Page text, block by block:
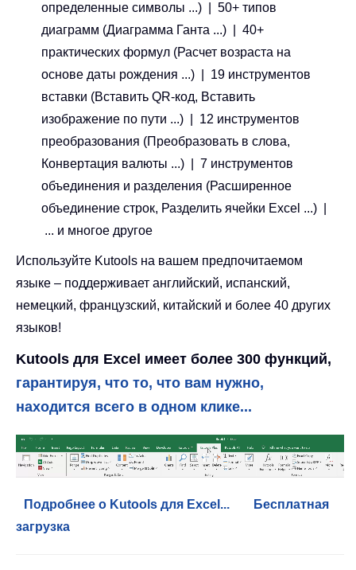
определенные символы ...) | 50+ типов
диаграмм (Диаграмма Ганта ...) | 40+
практических формул (Расчет возраста на
основе даты рождения ...) | 19 инструментов
вставки (Вставить QR-код, Вставить
изображение по пути ...) | 12 инструментов
преобразования (Преобразовать в слова,
Конвертация валюты ...) | 7 инструментов
объединения и разделения (Расширенное
объединение строк, Разделить ячейки Excel ...) |
... и многое другое
Используйте Kutools на вашем предпочитаемом
языке – поддерживает английский, испанский,
немецкий, французский, китайский и более 40 других
языков!
Kutools для Excel имеет более 300 функций,
гарантируя, что то, что вам нужно,
находится всего в одном клике...
Подробнее о Kutools для Excel...
Бесплатная
загрузка